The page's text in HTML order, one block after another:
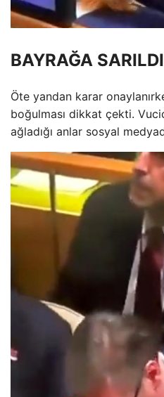
BAYRAĞA
Öte yandan karar
boğulması dikkat çekti.
ağladığı anlar sosyal